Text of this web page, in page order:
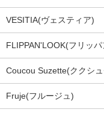
VESITIA(ヴェスティア)
FLIPPAN'LOOK(フリッ
Coucou Suzette(ククシ
Fruje(フルージュ)